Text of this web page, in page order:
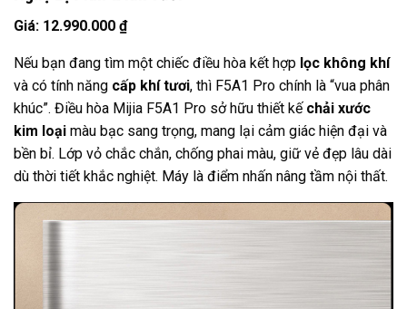
Giá: 12.990.000 ₫
Nếu bạn đang tìm một chiếc điều hòa kết hợp lọc không khí
và có tính năng cấp khí tươi, thì F5A1 Pro chính là “vua phân
khúc”. Điều hòa Mijia F5A1 Pro sở hữu thiết kế chải xước
kim loại màu bạc sang trọng, mang lại cảm giác hiện đại và
bền bỉ. Lớp vỏ chắc chắn, chống phai màu, giữ vẻ đẹp lâu dài
dù thời tiết khắc nghiệt. Máy là điểm nhấn nâng tầm nội thất.